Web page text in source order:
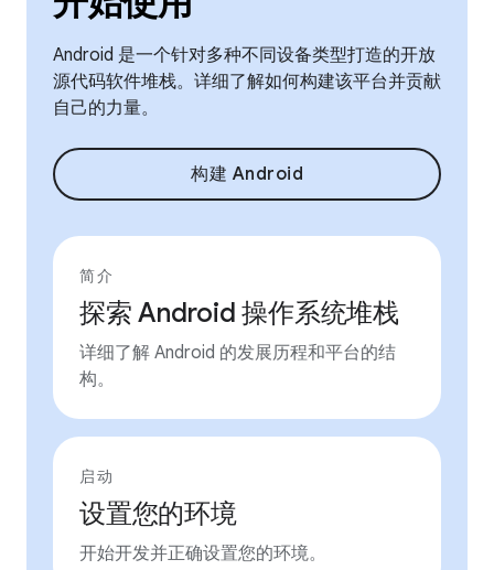
Android 是一个针对多种不同设备类型打造的开放
源代码软件堆栈。详细了解如何构建该平台并贡献
自己的力量。
构建 Android
简介
探索 Android 操作系统堆栈
详细了解 Android 的发展历程和平台的结
构。
启动
设置您的环境
开始开发并正确设置您的环境。